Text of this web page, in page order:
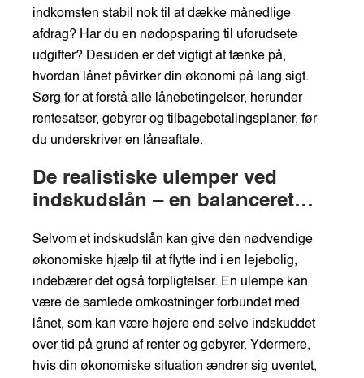
indkomsten stabil nok til at dække månedlige
afdrag? Har du en nødopsparing til uforudsete
udgifter? Desuden er det vigtigt at tænke på,
hvordan lånet påvirker din økonomi på lang sigt.
Sørg for at forstå alle lånebetingelser, herunder
rentesatser, gebyrer og tilbagebetalingsplaner, før
du underskriver en låneaftale.
De realistiske ulemper ved
indskudslån – en balanceret
Selvom et indskudslån kan give den nødvendige
økonomiske hjælp til at flytte ind i en lejebolig,
indebærer det også forpligtelser. En ulempe kan
være de samlede omkostninger forbundet med
lånet, som kan være højere end selve indskuddet
over tid på grund af renter og gebyrer. Ydermere,
hvis din økonomiske situation ændrer sig uventet,